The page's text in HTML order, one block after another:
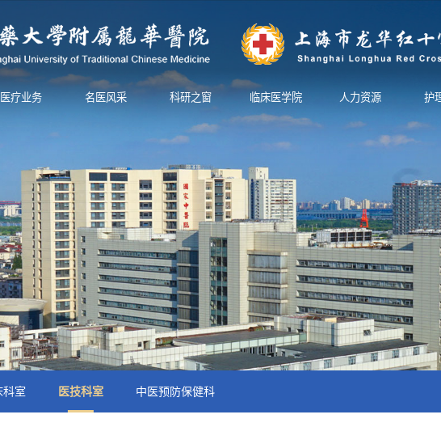
医疗业务 名医风采 科研之窗 临床医学院 人力资源 护
科室 医技科室 中医预防保健科